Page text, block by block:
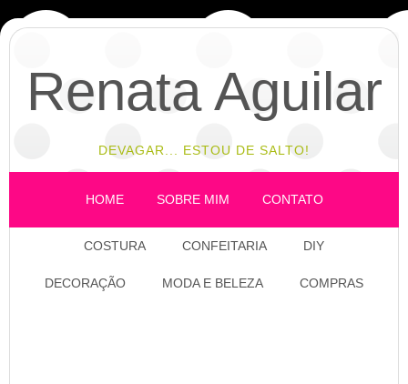
Renata Aguilar
DEVAGAR... ESTOU DE SALTO!
HOME SOBRE MIM CONTATO
COSTURA CONFEITARIA DIY
DECORAÇÃO MODA E BELEZA COMPRAS